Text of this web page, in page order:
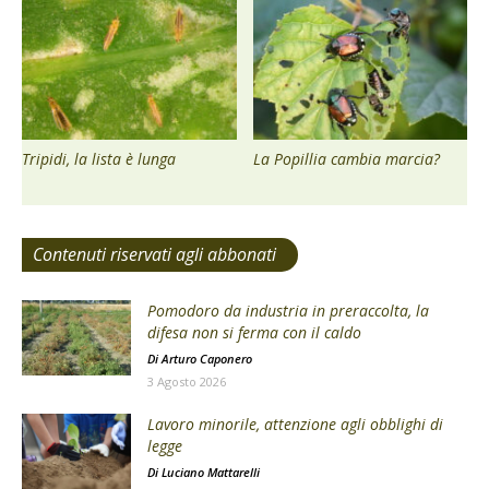
Tripidi, la lista è lunga La Popillia cambia marcia?
Contenuti riservati agli abbonati
Pomodoro da industria in preraccolta, la
difesa non si ferma con il caldo
DiArturo Caponero
3 Agosto 2026
Lavoro minorile, attenzione agli obblighi di
legge
Di Luciano Mattarelli